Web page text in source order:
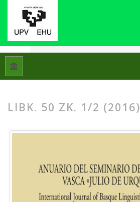
Hasiera
LIBK. 50 ZK. 1/2 (2016)